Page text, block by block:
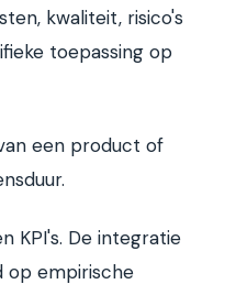
kwaliteit, risico's
toepassing op
een product of
KPI's. De integratie
op empirische